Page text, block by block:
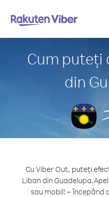
Cum puteți
din
Cu Viber Out, puteți
Liban din Guadelupa.
sau mobil! – începând